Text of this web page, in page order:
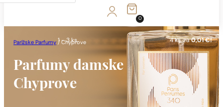
1 - 3 ks. 4 ks. za0,01 €!
0
Parížske Parfumy /Chyprove
Parfumy damske
Chyprove